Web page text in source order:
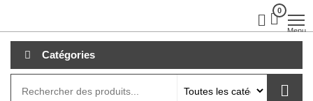
au
contenu
0
Menu
Catégories